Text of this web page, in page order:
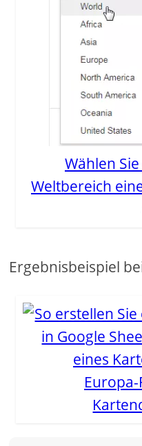
Wählen
Weltbereich
Ergebnisbeispiel